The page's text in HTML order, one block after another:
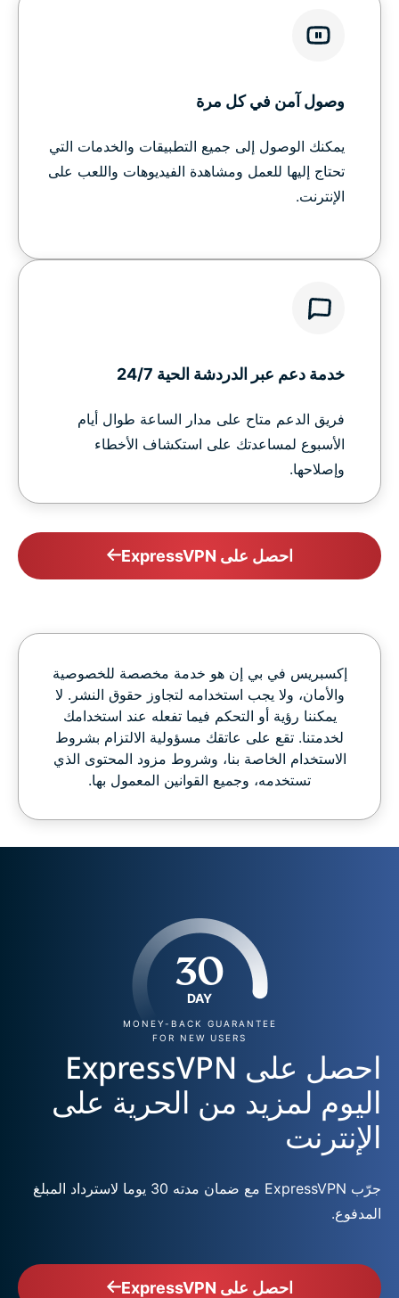
وصول آمن في كل مرة
يمكنك الوصول إلى جميع التطبيقات والخدمات التي
تحتاج إليها للعمل ومشاهدة الفيديوهات واللعب على
الإنترنت.
خدمة دعم عبر الدردشة الحية 24/7
فريق الدعم متاح على مدار الساعة طوال أيام
الأسبوع لمساعدتك على استكشاف الأخطاء
وإصلاحها.
احصل على ExpressVPN
إكسبريس في بي إن هو خدمة مخصصة للخصوصية
والأمان، ولا يجب استخدامه لتجاوز حقوق النشر. لا
يمكننا رؤية أو التحكم فيما تفعله عند استخدامك
لخدمتنا. تقع على عاتقك مسؤولية الالتزام بشروط
الاستخدام الخاصة بنا، وشروط مزود المحتوى الذي
تستخدمه، وجميع القوانين المعمول بها.
30
DAY
MONEY-BACK GUARANTEE
FOR NEW USERS
احصل على ExpressVPN
اليوم لمزيد من الحرية على
الإنترنت
جرّب ExpressVPN مع ضمان مدته 30 يوما لاسترداد المبلغ
المدفوع.
احصل على ExpressVPN